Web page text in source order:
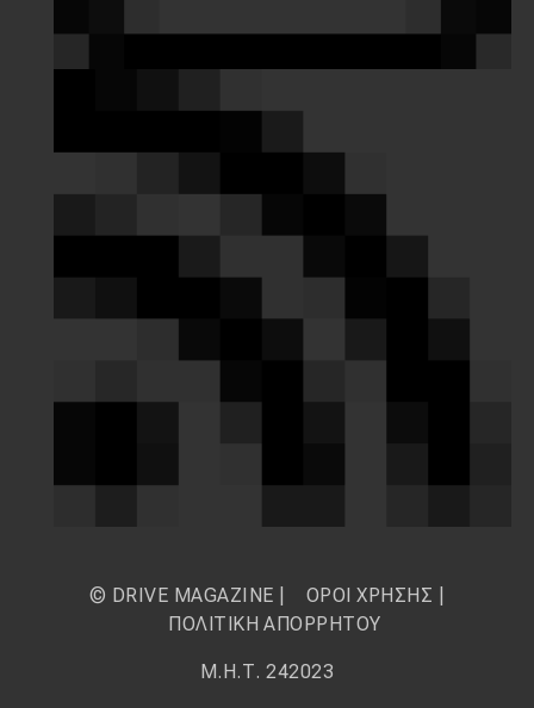
© DRIVE MAGAZINE | ΟΡΟΙ ΧΡΗΣΗΣ
ΠΟΛΙΤΙΚΗ ΑΠΟΡΡΗΤΟΥ
Μ.Η.Τ. 242023